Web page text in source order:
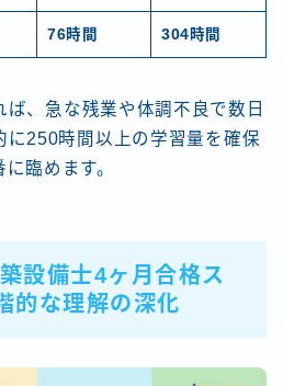
76時間 304時間
ば、急な残業や体調不良で数日
に250時間以上の学習量を確保
臨めます。
設備士4ヶ月合格ス
的な理解の深化